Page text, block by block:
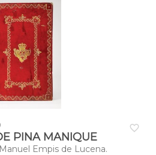
favorite_border
PINA MANIQUE
Empis de Lucena.